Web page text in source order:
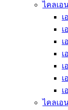
ไคลเอ
เ
เ
เ
เ
เ
เ
เ
ไคลเอ